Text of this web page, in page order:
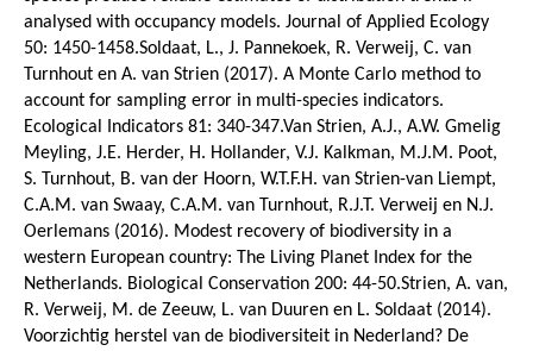
analysed with occupancy models. Journal of Applied Ecology
50: 1450-1458.Soldaat, L., J. Pannekoek, R. Verweij, C. van
Turnhout en A. van Strien (2017). A Monte Carlo method to
account for sampling error in multi-species indicators.
Ecological Indicators 81: 340-347.Van Strien, A.J., A.W. Gmelig
Meyling, J.E. Herder, H. Hollander, V.J. Kalkman, M.J.M. Poot,
S. Turnhout, B. van der Hoorn, W.T.F.H. van Strien-van Liempt,
C.A.M. van Swaay, C.A.M. van Turnhout, R.J.T. Verweij en N.J.
Oerlemans (2016). Modest recovery of biodiversity in a
western European country: The Living Planet Index for the
Netherlands. Biological Conservation 200: 44-50.Strien, A. van,
R. Verweij, M. de Zeeuw, L. van Duuren en L. Soldaat (2014).
Voorzichtig herstel van de biodiversiteit in Nederland? De